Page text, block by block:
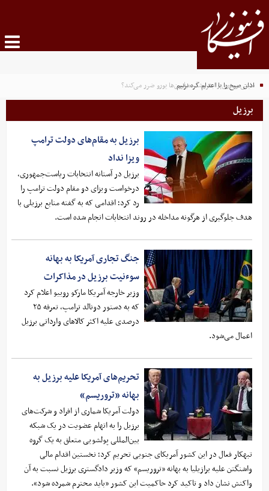
سیتی رودری را بفروشد، میلیون‌ها یورو ضرر می‌کند؟
اذان صبح را با اعدام گره نزنیم
برزیل
برزیل به مقام‌های دولت ترامپ
ویزا نداد
برزیل در آستانه انتخابات ریاست‌جمهوری،
درخواست ویزای دو مقام دولت ترامپ را
رد کرد؛ اقدامی که به گفته منابع برزیلی با
هدف جلوگیری از هرگونه مداخله در روند انتخابات انجام شده است.
جنگ تجاری آمریکا به بهانه
سوءنیت برزیل در مذاکرات
وزیر خارجه آمریکا مارکو روبیو اعلام کرد
که به دستور دونالد ترامپ، تعرفه‌ ۲۵
درصدی علیه اکثر کالاهای وارداتی برزیل
اعمال می‌شود.
تحریم‌های آمریکا علیه برزیل به
بهانه «تروریسم»
دولت آمریکا شماری از افراد و شرکت‌های
برزیل را به اتهام عضویت در یک شبکه
بین‌المللی پولشویی متعلق به یک گروه
تبهکار فعال در این کشور آمریکای جنوبی تحریم کرد؛ نخستین اقدام مالی
واشنگتن علیه برازیلیا به بهانه «تروریسم» که وزیر دادگستری برزیل نسبت به آن
واکنش نشان داد و تاکید کرد حاکمیت این کشور «باید محترم شمرده شود».